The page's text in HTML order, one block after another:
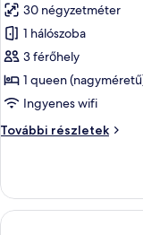
30 négyzetméter
1 hálószoba
3 férőhely
1 queen
Ingyenes wifi
További részletek
Signature
városra
további
részletei